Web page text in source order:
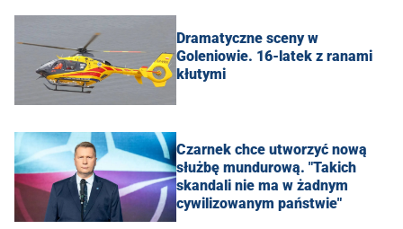
Dramatyczne sceny w
Goleniowie. 16-latek z ranami
kłutymi
Czarnek chce utworzyć nową
służbę mundurową. "Takich
skandali nie ma w żadnym
cywilizowanym państwie"